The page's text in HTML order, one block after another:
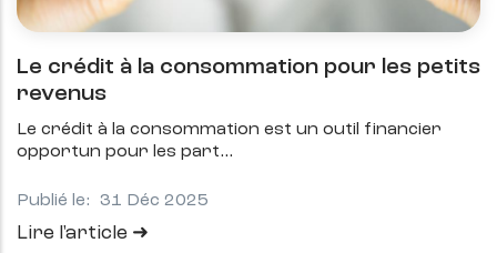
Le crédit à la consommation pour les petits
revenus
Le crédit à la consommation est un outil financier
opportun pour les part
Publié le: 31 Déc 2025
Lire l'article